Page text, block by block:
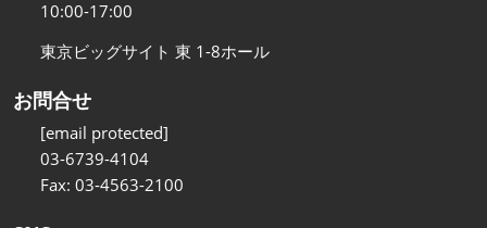
10:00-17:00
東京ビッグサイト 東 1-8ホール
お問合せ
[email protected]
03-6739-4104
Fax: 03-4563-2100